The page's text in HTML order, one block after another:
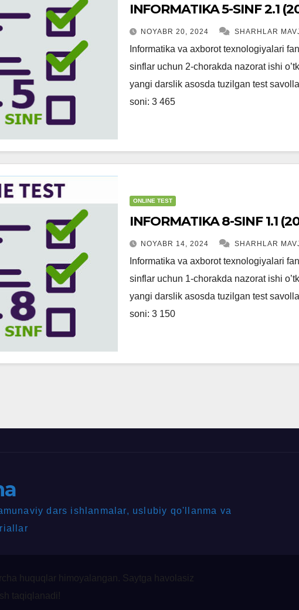
INFORMATIKA 5-SINF 2.1
NOYABR 20, 2024 SHARHLAR
Informatika va axborot texnologiyalari
sinflar uchun 2-chorakda nazorat ishi
yangi darslik asosda tuzilgan test
soni: 3 465
ONLINE TEST
INFORMATIKA 8-SINF 1.1
NOYABR 14, 2024 SHARHLAR
Informatika va axborot texnologiyalari
sinflar uchun 1-chorakda nazorat ishi
yangi darslik asosda tuzilgan test
soni: 3 150
dars ishlanmalar, uslubiy qo'llanma va
huquqlar himoyalangan. Saytga havolasiz
taqiqlanadi!